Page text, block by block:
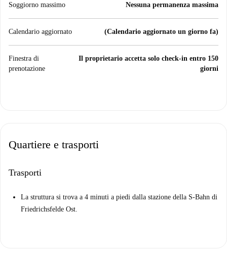
Soggiorno massimo Nessuna permanenza massima
Calendario aggiornato (Calendario aggiornato un giorno fa)
Finestra di
prenotazione
Il proprietario accetta solo check-in entro 150
giorni
Quartiere e trasporti
Trasporti
La struttura si trova a 4 minuti a piedi dalla stazione della S-Bahn di
Friedrichsfelde Ost.